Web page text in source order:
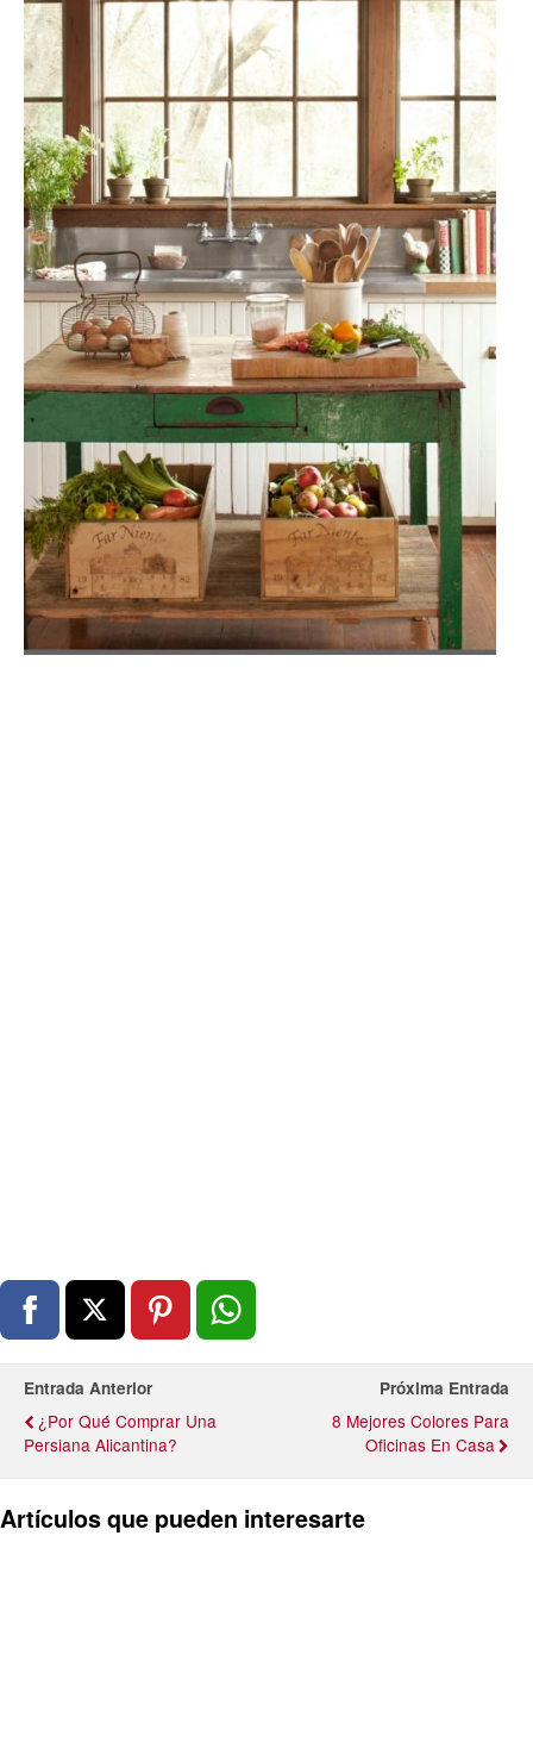
Entrada Anterior
¿Por Qué Comprar Una
Persiana Alicantina?
Próxima Entrada
8 Mejores Colores Para
Oficinas En Casa
Artículos que pueden interesarte